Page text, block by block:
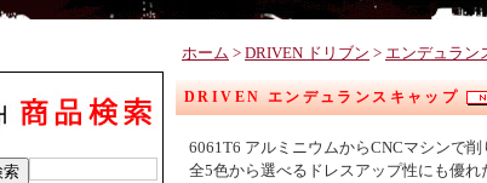
ホーム > DRIVEN ドリブン > エンデュラン
DRIVEN エンデュランスキャップ
6061T6 アルミニウムからCNCマシンで
全5色から選べるドレスアップ性にも優れ